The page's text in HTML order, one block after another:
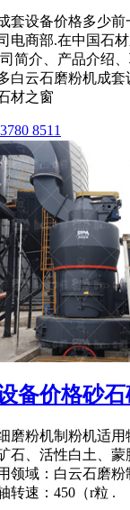
套设备价格多少
电商部.在中国石
简介、产品介绍
白云石磨粉机成套
材之窗
8511
备价格砂石
磨粉机制粉机适用
石、活性白土、
领域：白云石磨
转速：450（r粒 .